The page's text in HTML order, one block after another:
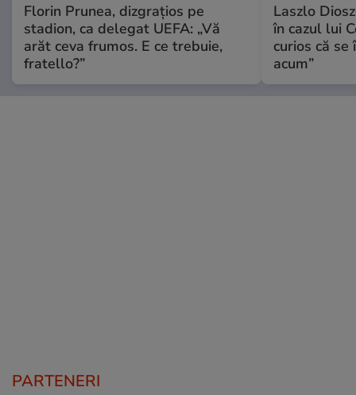
Florin Prunea, dizgrațios pe
stadion, ca delegat UEFA: „Vă
arăt ceva frumos. E ce trebuie,
fratello?”
Laszlo
în cazul lui
curios că
acum”
PARTENERI